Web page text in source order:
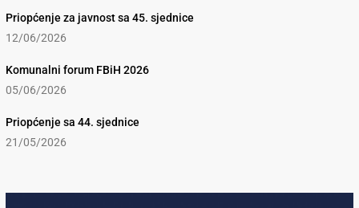
Priopćenje za javnost sa 45. sjednice
12/06/2026
Komunalni forum FBiH 2026
05/06/2026
Priopćenje sa 44. sjednice
21/05/2026